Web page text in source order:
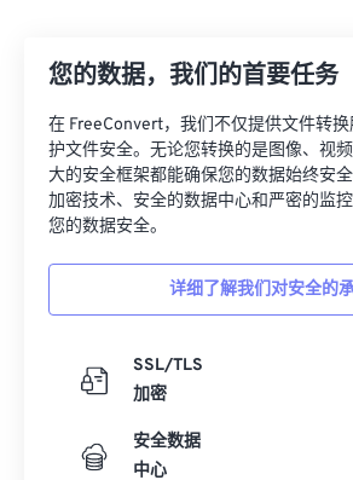
您的数据，我们的首要任务
在 FreeConvert，我们不仅提供文件转
护文件安全。无论您转换的是图像、视
大的安全框架都能确保您的数据始终安
加密技术、安全的数据中心和严密的监
您的数据安全。
详细了解我们对安全的
SSL/TLS
加密
安全数据
中心